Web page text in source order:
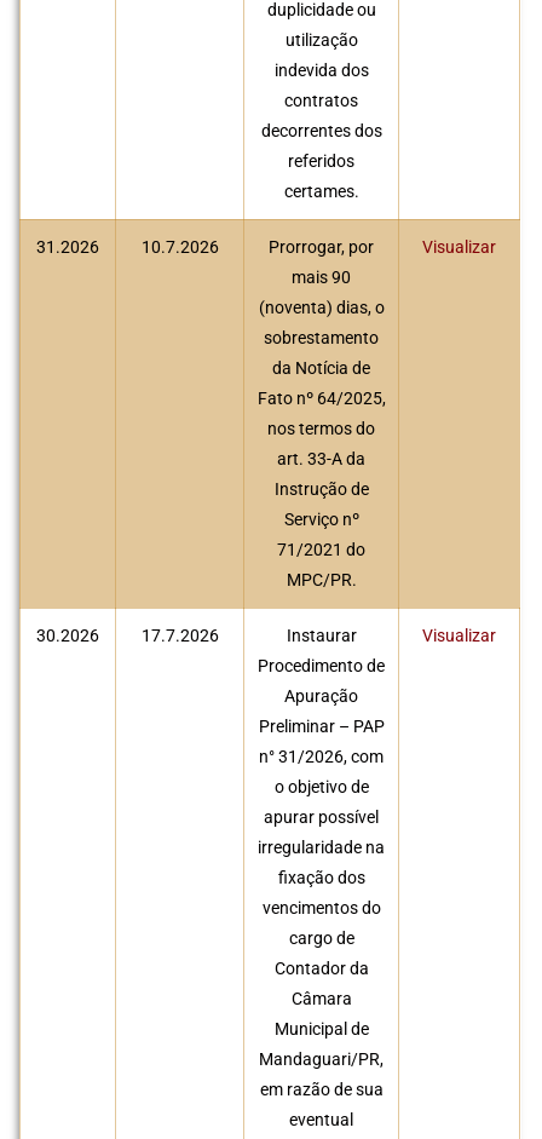
duplicidade ou
utilização
indevida dos
contratos
decorrentes dos
referidos
certames.
31.2026 10.7.2026
Prorrogar, por
mais 90
(noventa) dias, o
sobrestamento
da Notícia de
Fato nº 64/2025,
nos termos do
art. 33-A da
Instrução de
Serviço nº
71/2021 do
MPC/PR.
Visualizar
30.2026 17.7.2026
Instaurar
Procedimento de
Apuração
Preliminar – PAP
n° 31/2026, com
o objetivo de
apurar possível
irregularidade na
fixação dos
vencimentos do
cargo de
Contador da
Câmara
Municipal de
Mandaguari/PR,
em razão de sua
eventual
Visualizar